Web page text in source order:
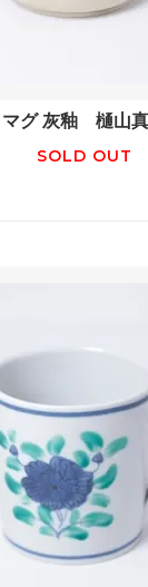
マグ 灰釉 樋山
SOLD OUT